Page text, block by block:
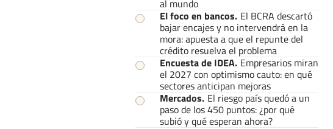
al mundo
El foco en bancos. El BCRA descartó
bajar encajes y no intervendrá en la
mora: apuesta a que el repunte del
crédito resuelva el problema
Encuesta de IDEA. Empresarios miran
el 2027 con optimismo cauto: en qué
sectores anticipan mejoras
Mercados. El riesgo país quedó a un
paso de los 450 puntos: ¿por qué
subió y qué esperan ahora?